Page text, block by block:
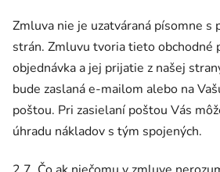
Zmluva nie je uzatváraná písomne s
strán. Zmluvu tvoria tieto obchodné
objednávka a jej prijatie z našej
bude zaslaná e-mailom alebo na
poštou. Pri zasielaní poštou Vás
úhradu nákladov s tým spojených.